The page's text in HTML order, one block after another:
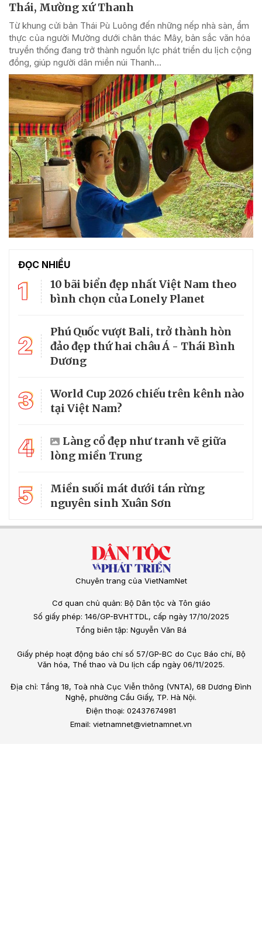
Thái, Mường xứ Thanh
Từ khung cửi bản Thái Pù Luông đến những nếp nhà sàn, ẩm
thực của người Mường dưới chân thác Mây, bản sắc văn hóa
truyền thống đang trở thành nguồn lực phát triển du lịch cộng
đồng, giúp người dân miền núi Thanh...
ĐỌC NHIỀU
1
10 bãi biển đẹp nhất Việt Nam theo
bình chọn của Lonely Planet
2
Phú Quốc vượt Bali, trở thành hòn
đảo đẹp thứ hai châu Á - Thái Bình
Dương
3
World Cup 2026 chiếu trên kênh nào
tại Việt Nam?
4
Làng cổ đẹp như tranh vẽ giữa
lòng miền Trung
5
Miền suối mát dưới tán rừng
nguyên sinh Xuân Sơn
Chuyên trang của VietNamNet
Cơ quan chủ quản: Bộ Dân tộc và Tôn giáo
Số giấy phép: 146/GP-BVHTTDL, cấp ngày 17/10/2025
Tổng biên tập: Nguyễn Văn Bá
Giấy phép hoạt động báo chí số 57/GP-BC do Cục Báo chí, Bộ
Văn hóa, Thể thao và Du lịch cấp ngày 06/11/2025.
Địa chỉ: Tầng 18, Toà nhà Cục Viễn thông (VNTA), 68 Dương Đình
Nghệ, phường Cầu Giấy, TP. Hà Nội.
Điện thoại: 02437674981
Email: vietnamnet@vietnamnet.vn